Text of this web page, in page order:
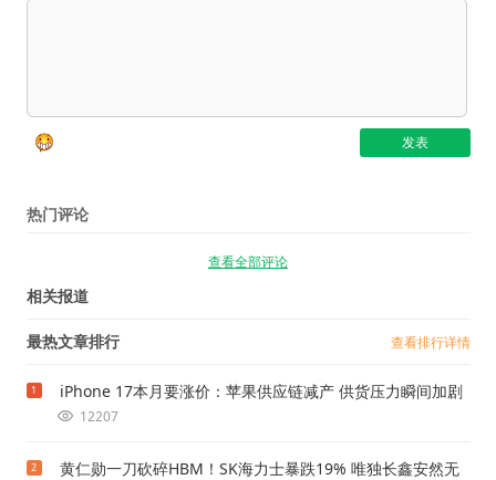
热门评论
查看全部评论
相关报道
最热文章排行 查看排行详情
1 iPhone 17本月要涨价：苹果供应链减产 供货压力瞬间加剧
12207
2
黄仁勋一刀砍碎HBM！SK海力士暴跌19% 唯独长鑫安然无